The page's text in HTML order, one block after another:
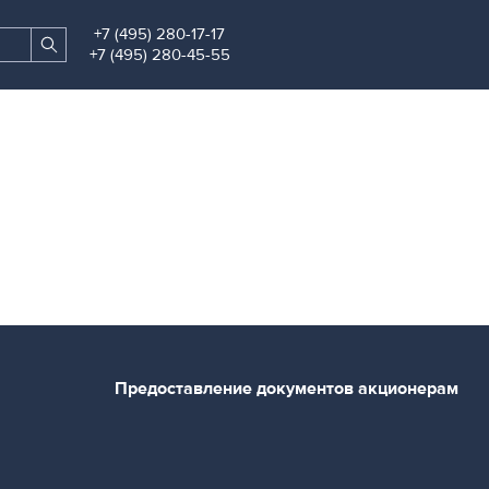
Search
site
Find
+7 (495) 280-17-17
+7 (495) 280-45-55
Предоставление документов акционерам